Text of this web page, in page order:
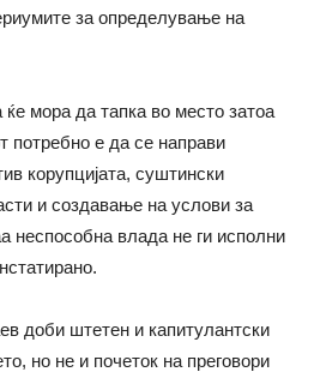
за определување на
мора да тапка во место затоа
потребно е да се направи
корупцијата, суштински
и создавање на услови за
неспособна влада не ги исполни
доби штетен и капитулантски
но не и почеток на преговори